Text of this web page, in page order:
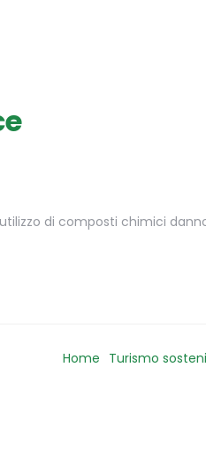
di composti chimici
Home Turismo